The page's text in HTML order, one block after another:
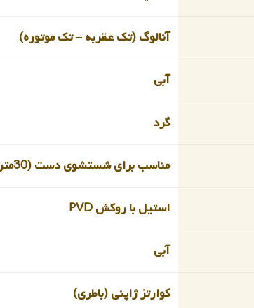
آنالوگ (تک عقربه – تک موتوره)
آبی
گرد
مناسب برای شستشوی دست (30متر)
استیل با روکش PVD
آبی
کوارتز ژاپنی (باطری)